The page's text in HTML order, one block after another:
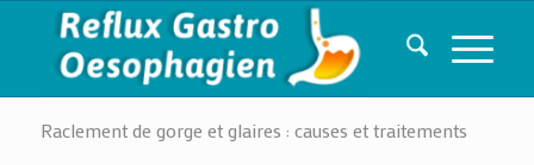
Raclement de gorge et glaires : causes et traitements